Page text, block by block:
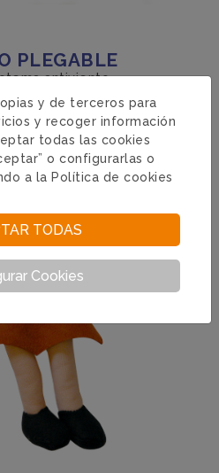
PLEGABLE
antiviento
y de terceros para
y recoger información
todas las cookies
o configurarlas o
a la Política de cookies
TODAS
Cookies